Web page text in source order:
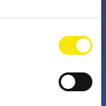
professionisti
Il mondo di